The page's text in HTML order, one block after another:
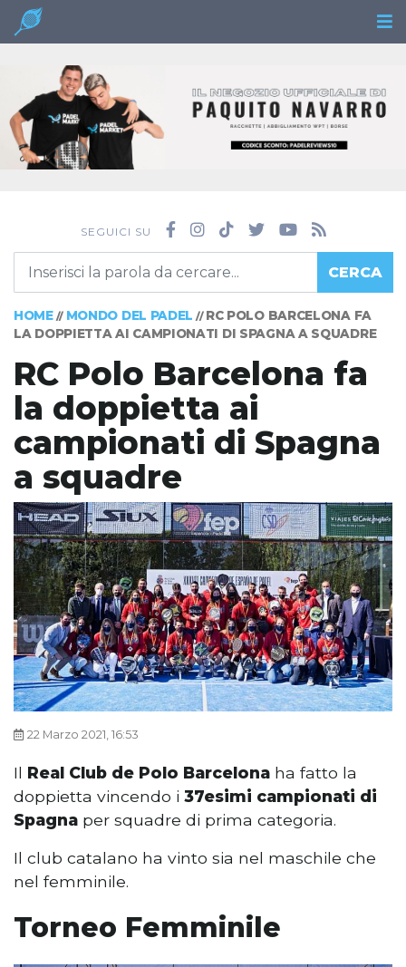
SEGUICI SU
CERCA
HOME// MONDO DEL PADEL // RC POLO BARCELONA FA
LA DOPPIETTA AI CAMPIONATI DI SPAGNA A SQUADRE
RC Polo Barcelona fa
la doppietta ai
campionati di Spagna
a squadre
22 Marzo 2021, 16:53
Il Real Club de Polo Barcelona ha fatto la
doppietta vincendo i 37esimi campionati di
Spagna per squadre di prima categoria.
Il club catalano ha vinto sia nel maschile che
nel femminile.
Torneo Femminile